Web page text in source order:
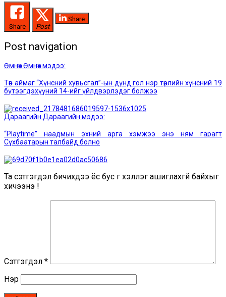
Share Post
Share
Post navigation
ӨмнөхӨмнөх мэдээ:
Төв аймаг “Хүнсний хувьсгал”-ын дүнд гол нэр төрлийн хүнсний 19
бүтээгдэхүүний 14-ийг үйлдвэрлэдэг болжээ
Дараагийн Дараагийн мэдээ:
“Playtime” наадмын эхний арга хэмжээ энэ ням гарагт
Сүхбаатарын талбайд болно
Та сэтгэгдэл бичихдээ ёс бус үг хэллэг ашиглахгүй байхыг
хичээнэ үү!
Сэтгэгдэл *
Нэр